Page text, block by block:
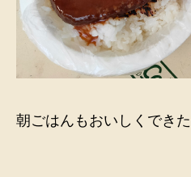
朝ごはんもおいしくできた